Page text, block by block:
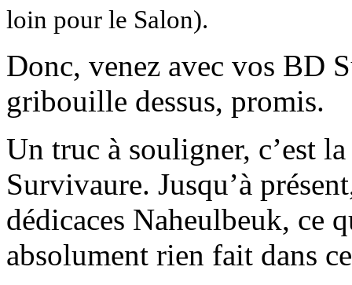
loin pour le Salon).
Donc, venez avec vos BD
gribouille dessus, promis.
Un truc à souligner, c’est
Survivaure. Jusqu’à
dédicaces Naheulbeuk, ce
absolument rien fait dans